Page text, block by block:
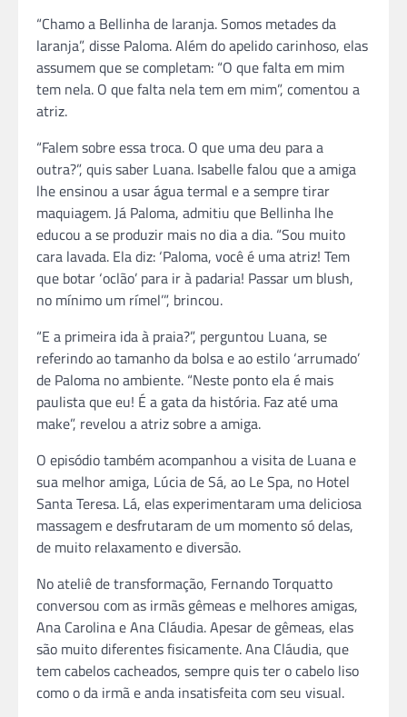
“Chamo a Bellinha de laranja. Somos metades da
laranja”, disse Paloma. Além do apelido carinhoso, elas
assumem que se completam: “O que falta em mim
tem nela. O que falta nela tem em mim”, comentou a
atriz.
“Falem sobre essa troca. O que uma deu para a
outra?”, quis saber Luana. Isabelle falou que a amiga
lhe ensinou a usar água termal e a sempre tirar
maquiagem. Já Paloma, admitiu que Bellinha lhe
educou a se produzir mais no dia a dia. “Sou muito
cara lavada. Ela diz: ‘Paloma, você é uma atriz! Tem
que botar ‘oclão’ para ir à padaria! Passar um blush,
no mínimo um rímel’”, brincou.
“E a primeira ida à praia?”, perguntou Luana, se
referindo ao tamanho da bolsa e ao estilo ‘arrumado’
de Paloma no ambiente. “Neste ponto ela é mais
paulista que eu! É a gata da história. Faz até uma
make”, revelou a atriz sobre a amiga.
O episódio também acompanhou a visita de Luana e
sua melhor amiga, Lúcia de Sá, ao Le Spa, no Hotel
Santa Teresa. Lá, elas experimentaram uma deliciosa
massagem e desfrutaram de um momento só delas,
de muito relaxamento e diversão.
No ateliê de transformação, Fernando Torquatto
conversou com as irmãs gêmeas e melhores amigas,
Ana Carolina e Ana Cláudia. Apesar de gêmeas, elas
são muito diferentes fisicamente. Ana Cláudia, que
tem cabelos cacheados, sempre quis ter o cabelo liso
como o da irmã e anda insatisfeita com seu visual.